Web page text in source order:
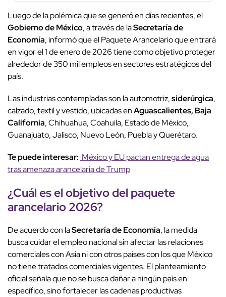
Luego de la polémica que se generó en días recientes, el
Gobierno de México, a través de laSecretaría de
Economía, informó que el Paquete Arancelario que entrará
en vigor el 1 de enero de 2026 tiene como objetivo proteger
alrededor de 350 mil empleos en sectores estratégicos del
país.
Las industrias contempladas son la automotriz,siderúrgica,
calzado, textil y vestido, ubicadas enAguascalientes, Baja
California, Chihuahua, Coahuila, Estado de México,
Guanajuato, Jalisco, Nuevo León, Puebla y Querétaro.
Te puede interesar: México y EU pactan entrega de agua
tras amenaza arancelaria de Trump
¿Cuál es el objetivo del paquete
arancelario 2026?
De acuerdo con laSecretaría de Economía, la medida
busca cuidar el empleo nacional sin afectar las relaciones
comerciales con Asia ni con otros países con los que México
no tiene tratados comerciales vigentes. El planteamiento
oficial señala que no se busca dañar a ningún país en
específico, sino fortalecer las cadenas productivas